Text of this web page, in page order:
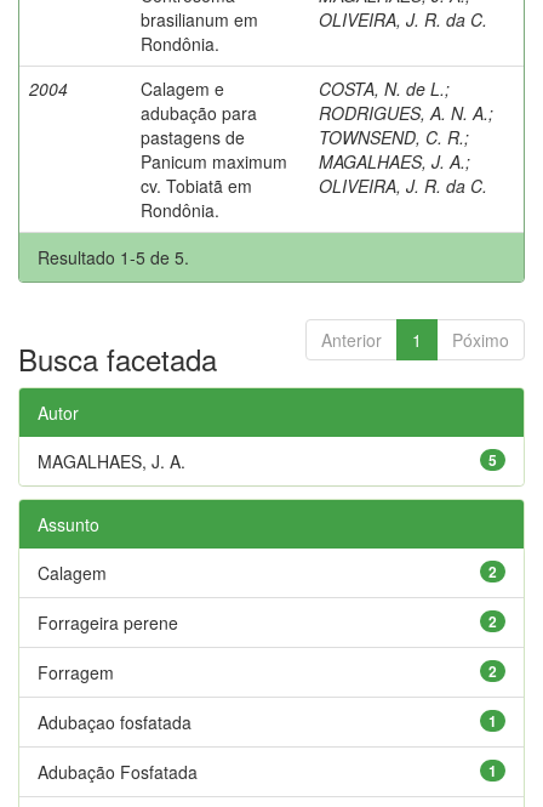
brasilianum em
Rondônia.
OLIVEIRA, J. R. da C.
2004
Calagem e
adubação para
pastagens de
Panicum maximum
cv. Tobiatã em
Rondônia.
COSTA, N. de L.;
RODRIGUES, A. N. A.;
TOWNSEND, C. R.;
MAGALHAES, J. A.;
OLIVEIRA, J. R. da C.
Resultado 1-5 de 5.
Anterior 1 Póximo
Busca facetada
Autor
5
MAGALHAES, J. A.
Assunto
2
Calagem
2
Forrageira perene
2
Forragem
1
Adubaçao fosfatada
1
Adubação Fosfatada